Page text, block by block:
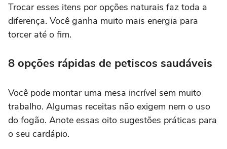
Trocar esses itens por opções naturais faz toda a
diferença. Você ganha muito mais energia para
torcer até o fim.
8 opções rápidas de petiscos saudáveis
Você pode montar uma mesa incrível sem muito
trabalho. Algumas receitas não exigem nem o uso
do fogão. Anote essas oito sugestões práticas para
o seu cardápio.